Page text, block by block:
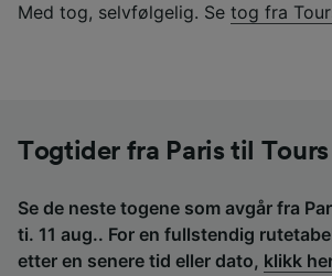
Med tog, selvfølgelig. Se tog fra
Togtider fra Paris til Tours
Se de neste togene som avgår fra
ti. 11 aug.. For en fullstendig
etter en senere tid eller dato, klikk her